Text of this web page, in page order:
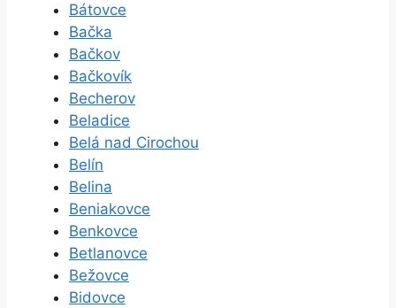
Bátovce
Bačka
Bačkov
Bačkovík
Becherov
Beladice
Belá nad Cirochou
Belín
Belina
Beniakovce
Benkovce
Betlanovce
Bežovce
Bidovce